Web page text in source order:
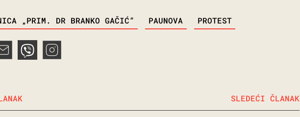
„PRIM. DR BRANKO GAČIĆ” PAUNOVA PROTEST
SLEDEĆI ČLANAK